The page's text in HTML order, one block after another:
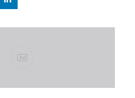
Ad